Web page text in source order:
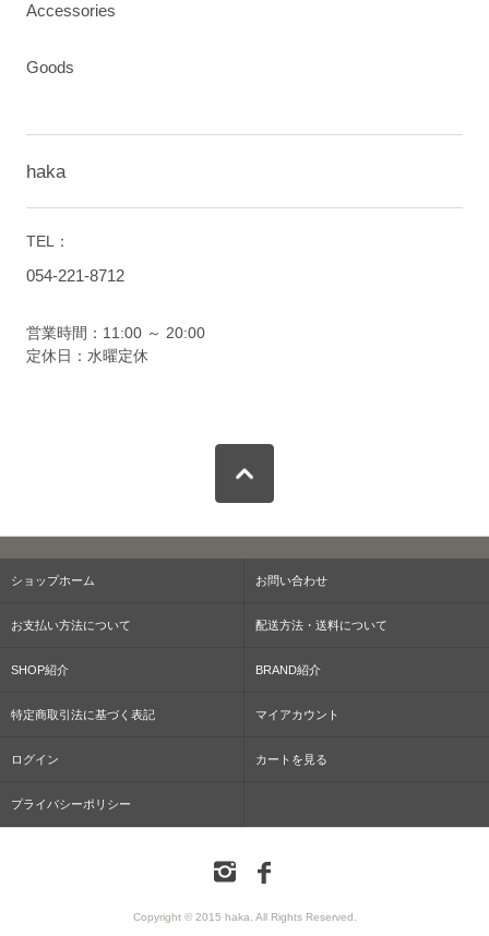
Accessories
Goods
haka
TEL：
054-221-8712
営業時間：11:00 ～ 20:00
定休日：水曜定休
ショップホーム お問い合わせ
お支払い方法について 配送方法・送料について
SHOP紹介 BRAND紹介
特定商取引法に基づく表記 マイアカウント
ログイン カートを見る
プライバシーポリシー
Copyright © 2015 haka. All Rights Reserved.